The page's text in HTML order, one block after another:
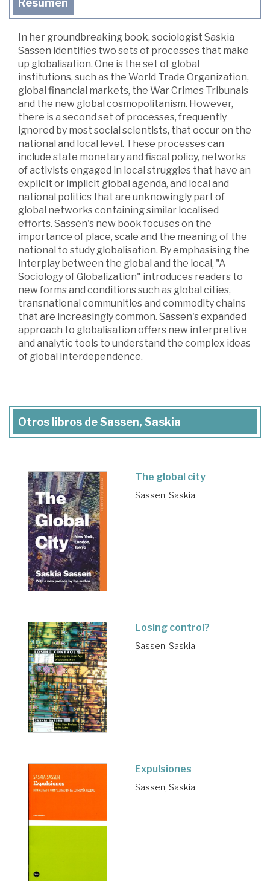
Resumen
In her groundbreaking book, sociologist Saskia
Sassen identifies two sets of processes that make
up globalisation. One is the set of global
institutions, such as the World Trade Organization,
global financial markets, the War Crimes Tribunals
and the new global cosmopolitanism. However,
there is a second set of processes, frequently
ignored by most social scientists, that occur on the
national and local level. These processes can
include state monetary and fiscal policy, networks
of activists engaged in local struggles that have an
explicit or implicit global agenda, and local and
national politics that are unknowingly part of
global networks containing similar localised
efforts. Sassen's new book focuses on the
importance of place, scale and the meaning of the
national to study globalisation. By emphasising the
interplay between the global and the local, "A
Sociology of Globalization" introduces readers to
new forms and conditions such as global cities,
transnational communities and commodity chains
that are increasingly common. Sassen's expanded
approach to globalisation offers new interpretive
and analytic tools to understand the complex ideas
of global interdependence.
Otros libros de Sassen, Saskia
The global city
Sassen, Saskia
Losing control?
Sassen, Saskia
Expulsiones
Sassen, Saskia